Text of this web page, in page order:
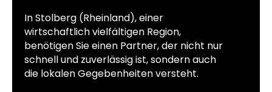
In Stolberg (Rheinland), einer
wirtschaftlich vielfältigen Region,
benötigen Sie einen Partner, der nicht nur
schnell und zuverlässig ist, sondern auch
die lokalen Gegebenheiten versteht.